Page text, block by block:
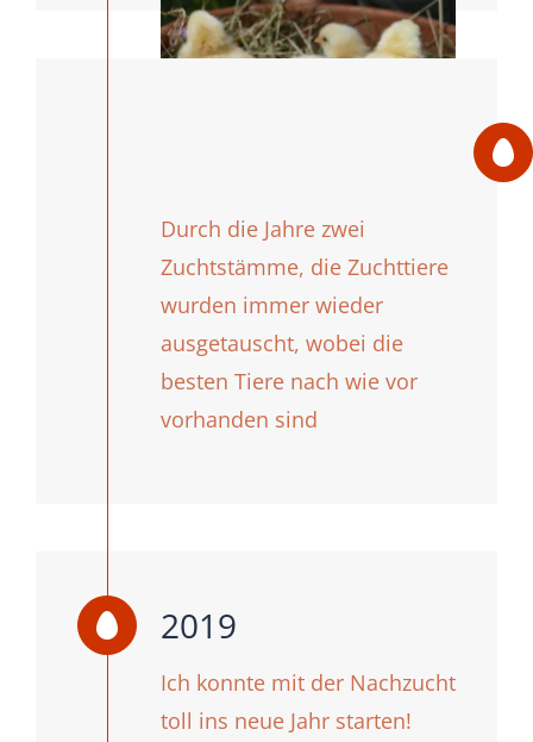
Durch die Jahre zwei
Zuchtstämme, die Zuchttiere
wurden immer wieder
ausgetauscht, wobei die
besten Tiere nach wie vor
vorhanden sind
2019
Ich konnte mit der Nachzucht
toll ins neue Jahr starten!